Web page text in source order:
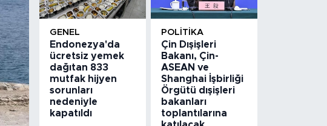
GENEL
Endonezya'da
ücretsiz yemek
dağıtan 833
mutfak hijyen
sorunları
nedeniyle
kapatıldı
POLITIKA
Çin Dışişleri
Bakanı, Çin-
ASEAN ve
Shanghai İşbirliği
Örgütü dışişleri
bakanları
toplantılarına